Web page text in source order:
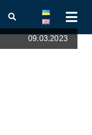
09.03.2023